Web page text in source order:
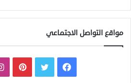
مواقع التواصل الاجتماعي